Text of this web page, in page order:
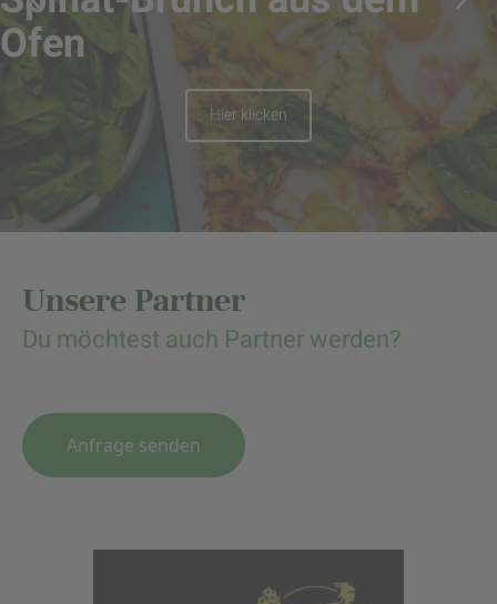
Ofen
Hier klicken
Unsere Partner
Du möchtest auch Partner werden?
Anfrage senden